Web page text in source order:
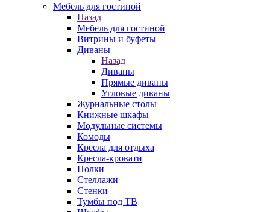
Мебель для гостиной
Назад
Мебель для гостиной
Витрины и буфеты
Диваны
Назад
Диваны
Прямые диваны
Угловые диваны
Журнальные столы
Книжные шкафы
Модульные системы
Комоды
Кресла для отдыха
Кресла-кровати
Полки
Стеллажи
Стенки
Тумбы под ТВ